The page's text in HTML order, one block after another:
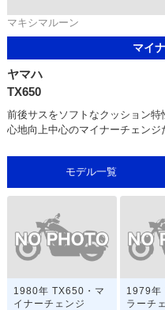
マキシマルーン
マイ
ヤマハ
TX650
前後サスをソフトなクッション
心地向上中心のマイナーチェンジ
モデル一覧
1980年 TX650・マ
イナーチェンジ
1979年
ラーチ